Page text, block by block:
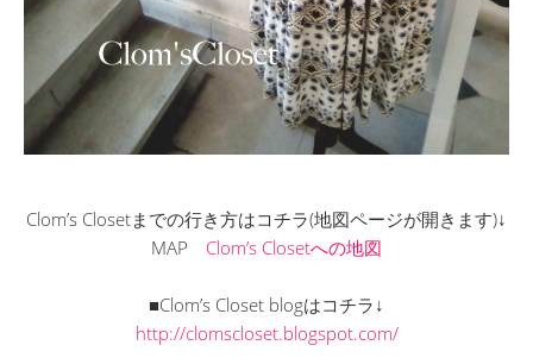
Clom’s Closetまでの行き方はコチラ(地図ページが開きます)↓
MAP Clom’s Closetへの地図
■Clom’s Closet blogはコチラ↓
http://clomscloset.blogspot.com/